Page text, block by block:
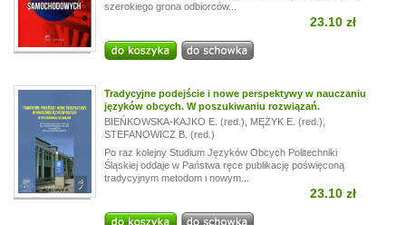
szerokiego grona odbiorców...
23.10 zł
Tradycyjne podejście i nowe perspektywy w nauczaniu
języków obcych. W poszukiwaniu rozwiązań.
BIEŃKOWSKA-KAJKO E. (red.)
MĘŻYK E. (red.)
STEFANOWICZ B. (red.)
Po raz kolejny Studium Języków Obcych Politechniki
Śląskiej oddaje w Państwa ręce publikację poświęconą
tradycyjnym metodom i nowym...
23.10 zł